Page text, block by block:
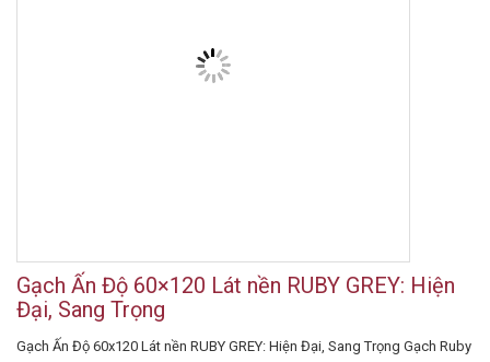
Gạch Ấn Độ 60×120 Lát nền RUBY GREY: Hiện
Đại, Sang Trọng
Gạch Ấn Độ 60x120 Lát nền RUBY GREY: Hiện Đại, Sang Trọng Gạch Ruby